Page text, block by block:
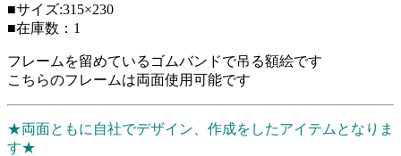
■サイズ:315×230
■在庫数：1
フレームを留めているゴムバンドで吊る額絵です
こちらのフレームは両面使用可能です
★両面ともに自社でデザイン、作成をしたアイテムとなりま
す★